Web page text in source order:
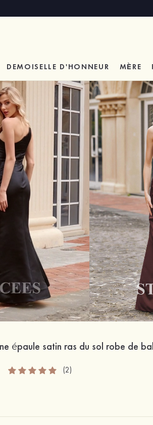
DEMOISELLE D'HONNEUR MÈRE
épaule satin ras du sol robe de bal
(2)